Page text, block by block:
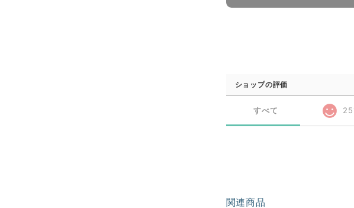
ショップの評価
すべて
関連商品